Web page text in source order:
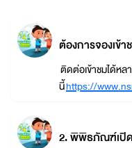
ต้องการจองเข้
ติดต่อเข้าชมได้หล
นี้https://
2. พิพิธภัณฑ์เปิด